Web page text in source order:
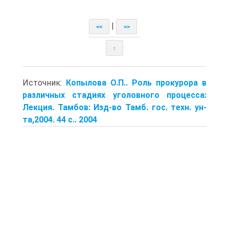
<< >>
↑
Источник: Копылова О.П.. Роль прокурора в
различных стадиях уголовного процесса:
Лекция. Тамбов: Изд-во Тамб. гос. техн. ун-
та,2004. 44 с.. 2004